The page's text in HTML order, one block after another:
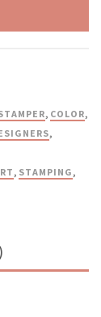
, COLOR,
,
, STAMPING,